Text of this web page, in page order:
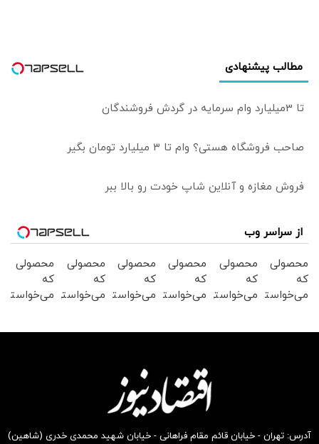
مطالب پیشنهادی
تا 3میلیارد وام سرمایه در گردش فروشندگان
صاحب فروشگاه هستی؟ وام تا ۳ میلیارد تومان بگیر
فروش مغازه و آنلاین شاپ خودت رو بالا ببر
از سراسر وب
محصولی
که
می‌خواستی
محصولی
که
می‌خواستی
محصولی
که
می‌خواستی
بخر !
محصولی
که
می‌خواستی
بخر !
محصولی
که
می‌خواستی
محصولی
که
می‌خواستی
آدرس: تهران - خیابان قائم مقام فراهانی - خیابان شهید محمدی خدری (شاهین)